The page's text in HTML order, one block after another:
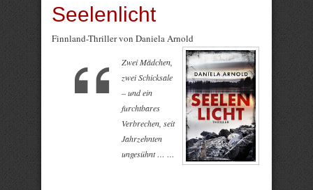
Seelenlicht
Finnland-Thriller von Daniela Arnold
Zwei Mädchen,
zwei Schicksale
– und ein
furchtbares
Verbrechen, seit
Jahrzehnten
ungesühnt … …